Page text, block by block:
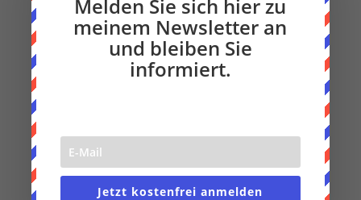
April 2019
März 2019
Februar 2019
Januar 2019
Dezember 2018
Oktober 2018
September 2018
Melden Sie sich hier zu
meinem Newsletter an
und bleiben Sie
informiert.
Jetzt kostenfrei anmelden